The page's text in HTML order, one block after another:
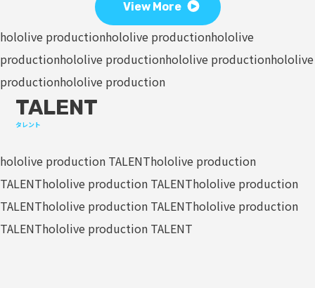
View More
hololive productionhololive productionhololive
productionhololive productionhololive productionhololive
productionhololive production
TALENT
タレント
hololive production TALENThololive production
TALENThololive production TALENThololive production
TALENThololive production TALENThololive production
TALENThololive production TALENT